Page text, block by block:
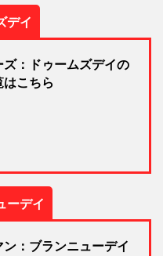
デイ
ズ：ドゥームズデイの
はこちら
ーデイ
ン：ブランニューデイ